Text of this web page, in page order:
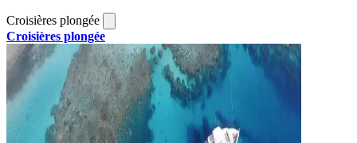
Croisières plongée
Croisières plongée